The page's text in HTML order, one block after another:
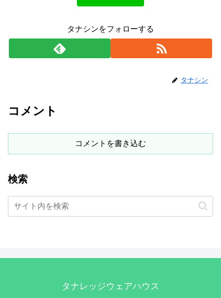
タナシンをフォローする
タナシン
コメント
コメントを書き込む
検索
タナレッジウェアハウス